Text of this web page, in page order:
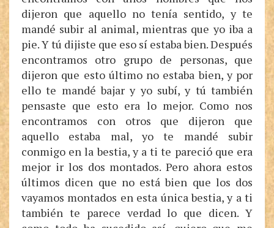
dijeron que aquello no tenía sentido, y te
mandé subir al animal, mientras que yo iba a
pie. Y tú dijiste que eso sí estaba bien. Después
encontramos otro grupo de personas, que
dijeron que esto último no estaba bien, y por
ello te mandé bajar y yo subí, y tú también
pensaste que esto era lo mejor. Como nos
encontramos con otros que dijeron que
aquello estaba mal, yo te mandé subir
conmigo en la bestia, y a ti te pareció que era
mejor ir los dos montados. Pero ahora estos
últimos dicen que no está bien que los dos
vayamos montados en esta única bestia, y a ti
también te parece verdad lo que dicen. Y